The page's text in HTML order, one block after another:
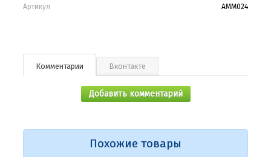
Артикул АММ024
Комментарии Вконтакте
Добавить комментарий
Похожие товары